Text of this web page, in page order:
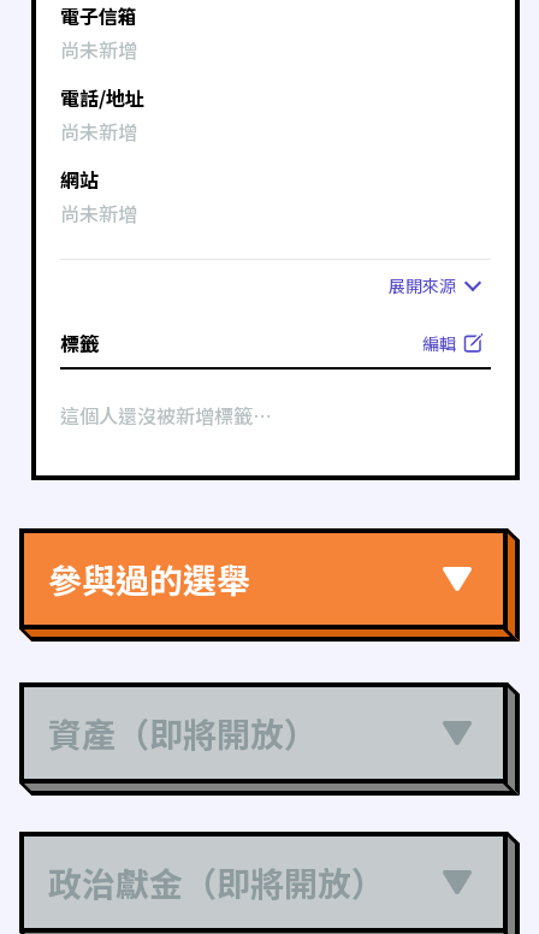
電子信箱
尚未新增
電話/地址
尚未新增
網站
尚未新增
展開來源
標籤 編輯
這個人還沒被新增標籤⋯
參與過的選舉
資產（即將開放）
政治獻金（即將開放）